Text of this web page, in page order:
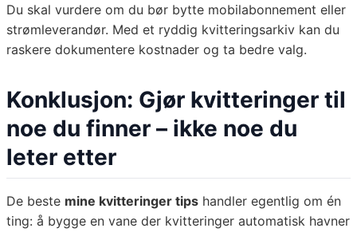
Du skal vurdere om du bør bytte mobilabonnement eller
strømleverandør. Med et ryddig kvitteringsarkiv kan du
raskere dokumentere kostnader og ta bedre valg.
Konklusjon: Gjør kvitteringer til
noe du finner – ikke noe du
leter etter
De beste mine kvitteringer tips handler egentlig om én
ting: å bygge en vane der kvitteringer automatisk havner